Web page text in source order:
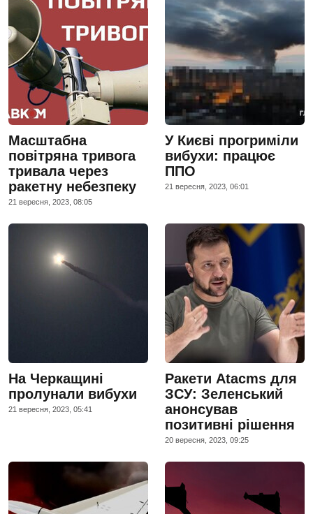
Масштабна
повітряна тривога
тривала через
ракетну небезпеку
21 вересня, 2023, 08:05
У Києві прогриміли
вибухи: працює
ППО
21 вересня, 2023, 06:01
На Черкащині
пролунали вибухи
21 вересня, 2023, 05:41
Ракети Atacms для
ЗСУ: Зеленський
анонсував
позитивні рішення
20 вересня, 2023, 09:25